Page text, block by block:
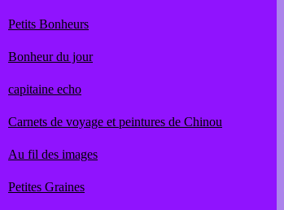
Petits Bonheurs
Bonheur du jour
capitaine echo
Carnets de voyage et peintures de Chinou
Au fil des images
Petites Graines